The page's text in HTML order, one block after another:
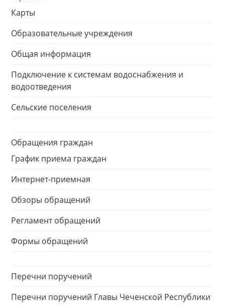
Карты
Образовательные учреждения
Общая информация
Подключение к системам водоснабжения и
водоотведения
Сельские поселения
Обращения граждан
График приема граждан
Интернет-приемная
Обзоры обращений
Регламент обращений
Формы обращений
Перечни поручений
Перечни поручений Главы Чеченской Республики